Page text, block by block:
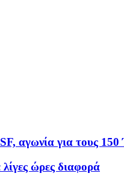
αγωνία για τους
ώρες διαφορά